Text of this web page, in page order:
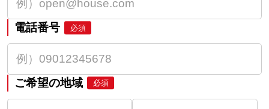
電話番号 必須
ご希望の地域 必須